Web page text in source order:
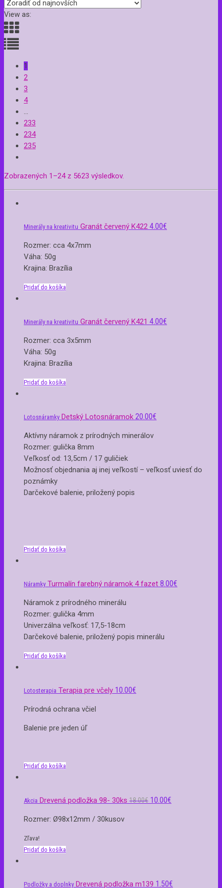
View as:
1
2
3
4
…
233
234
235
Zobrazených 1–24 z 5623 výsledkov.
Minerály na kreativitu Granát červený K422 4.00€
Rozmer: cca 4x7mm
Váha: 50g
Krajina: Brazília
Pridať do košíka
Minerály na kreativitu Granát červený K421 4.00€
Rozmer: cca 3x5mm
Váha: 50g
Krajina: Brazília
Pridať do košíka
Lotosnáramky Detský Lotosnáramok 20.00€
Aktívny náramok z prírodných minerálov
Rozmer: gulička 8mm
Veľkosť od: 13,5cm / 17 guličiek
Možnosť objednania aj inej veľkostí – veľkosť uviesť do
poznámky
Darčekové balenie, priložený popis
Pridať do košíka
Náramky Turmalín farebný náramok 4 fazet 8.00€
Náramok z prírodného minerálu
Rozmer: gulička 4mm
Univerzálna veľkosť: 17,5-18cm
Darčekové balenie, priložený popis minerálu
Pridať do košíka
Lotosterapia Terapia pre včely 10.00€
Prírodná ochrana včiel
Balenie pre jeden úľ
Pridať do košíka
Akcia Drevená podložka 98- 30ks 18.00€ 10.00€
Rozmer: Ø98x12mm / 30kusov
Zľava!
Pridať do košíka
Podložky a doplnky Drevená podložka m139 1.50€